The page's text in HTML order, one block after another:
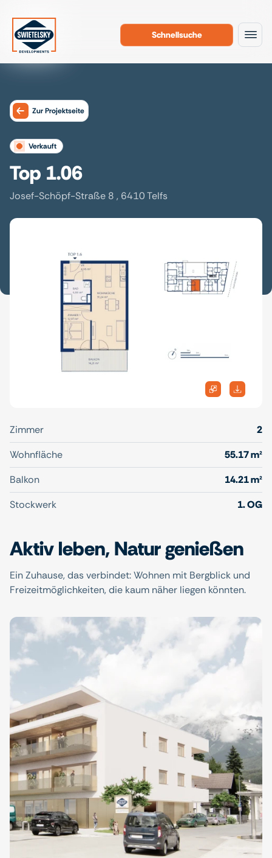
Zum Inhalt Schnellsuche
Zur Projektseite
verkauft
Top 1.06
Josef-Schöpf-Straße 8 , 6410 Telfs
Zimmer
2
Wohnfläche
55.17 m²
Balkon
14.21 m²
Stockwerk
1. OG
Aktiv leben, Natur genießen
Ein Zuhause, das verbindet: Wohnen mit Bergblick und
Freizeitmöglichkeiten, die kaum näher liegen könnten.